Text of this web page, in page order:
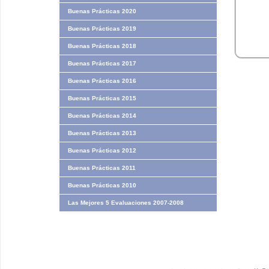
Buenas Prácticas 2020
Buenas Prácticas 2019
Buenas Prácticas 2018
Buenas Prácticas 2017
Buenas Prácticas 2016
Buenas Prácticas 2015
Buenas Prácticas 2014
Buenas Prácticas 2013
Buenas Prácticas 2012
Buenas Prácticas 2011
Buenas Prácticas 2010
Las Mejores 5 Evaluaciones 2007-2008